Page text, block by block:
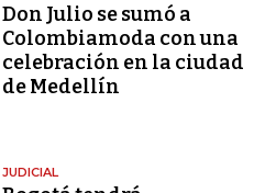
Don Julio se sumó a
Colombiamoda con una
celebración en la ciudad
de Medellín
JUDICIAL